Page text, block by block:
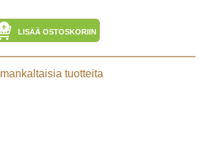
LISÄÄ OSTOSKORIIN
tuotteita